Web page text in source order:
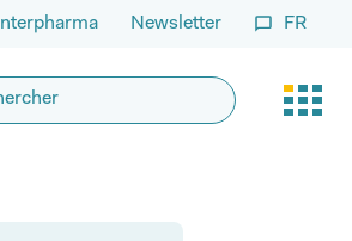
Interpharma Newsletter FR